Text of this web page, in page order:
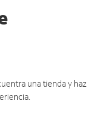
una tienda y haz